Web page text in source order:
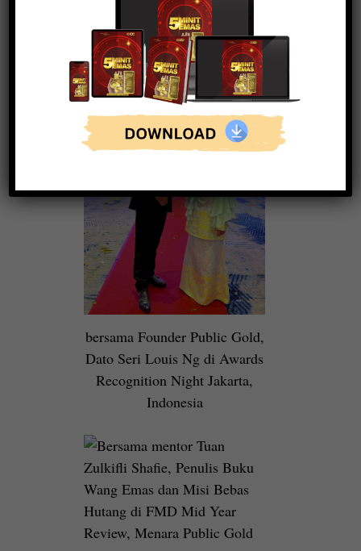
ijazah Sarjana Sains Pergigian dan Sarjana Muda
Makmal Perubatan.
bersama Founder Public Gold,
Dato Seri Louis Ng di Awards
Recognition Night Jakarta,
Indonesia